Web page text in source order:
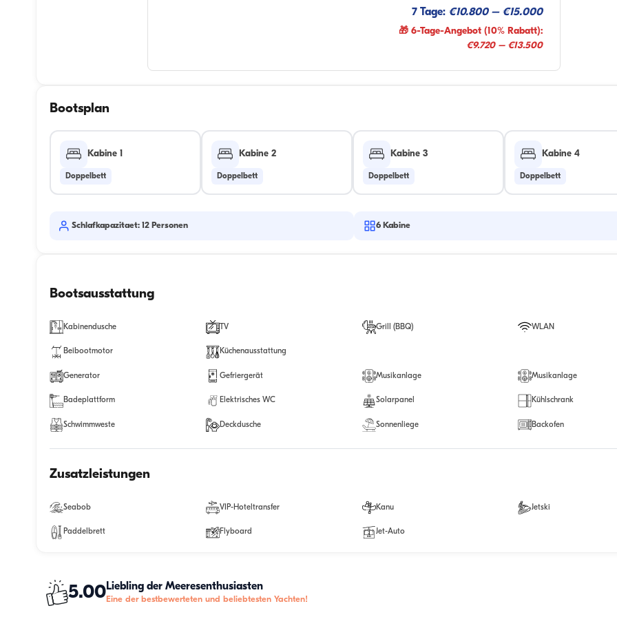
7 Tage: €10.800 – €15.000
🎁 6-Tage-Angebot (10% Rabatt):
€9.720 – €13.500
Bootsplan
Kabine 1
Doppelbett
Kabine 2
Doppelbett
Kabine 3
Doppelbett
Kabine 4
Doppelbett
Schlafkapazitaet: 12 Personen 6 Kabine
Bootsausstattung
Kabinendusche TV Grill (BBQ) WLAN
Beibootmotor Küchenausstattung
Generator Gefriergerät Musikanlage Musikanlage
Badeplattform Elektrisches WC Solarpanel Kühlschrank
Schwimmweste Deckdusche Sonnenliege Backofen
Zusatzleistungen
Seabob VIP-Hoteltransfer Kanu Jetski
Paddelbrett Flyboard Jet-Auto
5.00Liebling der Meeresenthusiasten
Eine der bestbewerteten und beliebtesten Yachten!